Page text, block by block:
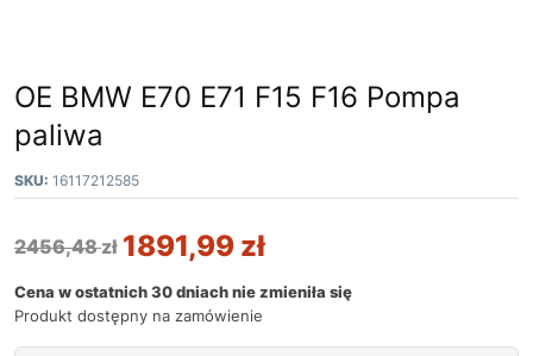
OE BMW E70 E71 F15 F16 Pompa
paliwa
SKU: 16117212585
2456,48zł 1891,99 zł
Cena w ostatnich 30 dniach nie zmieniła się
Produkt dostępny na zamówienie